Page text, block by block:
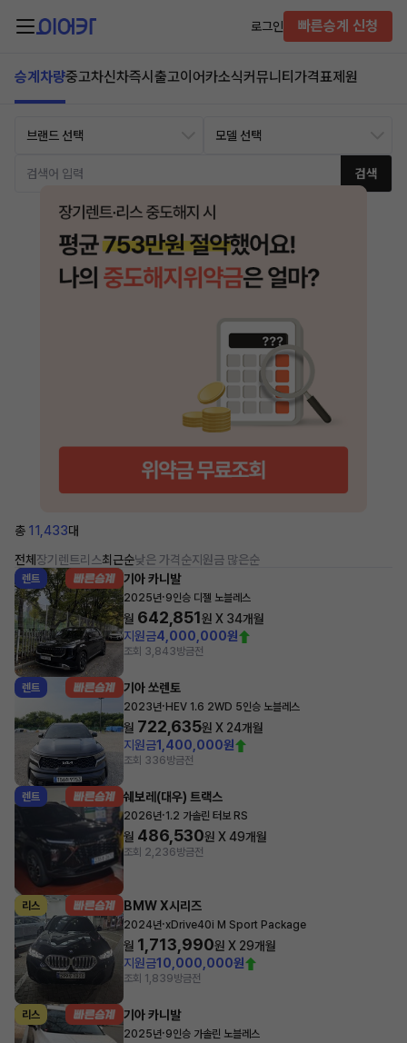
로그인 빠른승계 신청
승계차량중고차신차즉시출고이어카소식커뮤니티 가격표제원
검색
총 11,433대
전체 장기렌트리스최근순낮은 가격순지원금 많은순
렌트 기아 카니발
2025년·9인승 디젤 노블레스
월 642,851원 X 34개월
지원금4,000,000원
조회 3,843방금전
렌트 기아 쏘렌토
2023년· HEV 1.6 2WD 5인승 노블레스
월 722,635원 X 24개월
지원금1,400,000원
조회 336방금전
렌트 쉐보레(대우) 트랙스
2026년·1.2 가솔린 터보 RS
월 486,530원 X49개월
조회 2,236방금전
리스 BMW X시리즈
2024년·xDrive40i M Sport Package
월 1,713,990원 X 29개월
지원금10,000,000원
조회 1,839방금전
리스 기아 카니발
2025년·9인승 가솔린 노블레스